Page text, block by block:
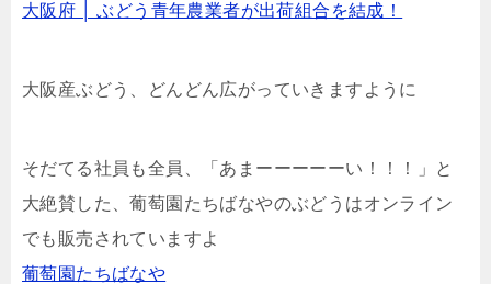
大阪府 │ ぶどう青年農業者が出荷組合を結成！
大阪産ぶどう、どんどん広がっていきますように
そだてる社員も全員、「あまーーーーーい！！！」と
大絶賛した、葡萄園たちばなやのぶどうはオンライン
でも販売されていますよ
葡萄園たちばなや